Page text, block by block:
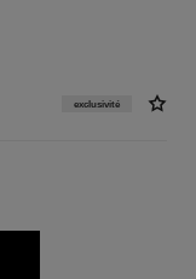
exclusivité